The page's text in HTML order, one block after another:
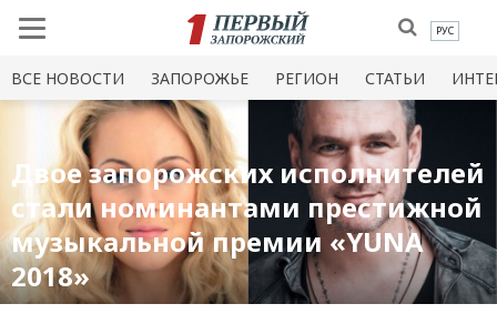
РУС
ВСЕ НОВОСТИ ЗАПОРОЖЬЕ РЕГИОН СТАТЬИ
Двое запорожских исполнителей
стали номинантами престижной
музыкальной премии «YUNA
2018»